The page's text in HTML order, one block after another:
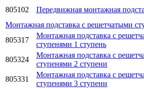
805102
Передвижная монтажная
Монтажная подставка с решетчатыми
805317
Монтажная подставка с
ступенями 1 ступень
805324
Монтажная подставка с
ступенями 2 ступени
805331
Монтажная подставка с
ступенями 3 ступени